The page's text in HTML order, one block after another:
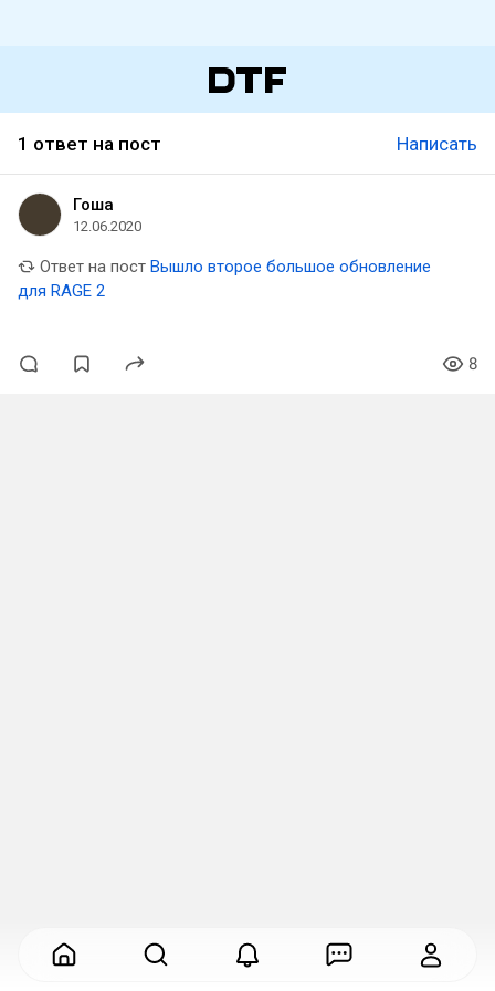
1 ответ на пост Написать
Гоша
12.06.2020
Ответ на пост Вышло второе большое обновление
для RAGE 2
8